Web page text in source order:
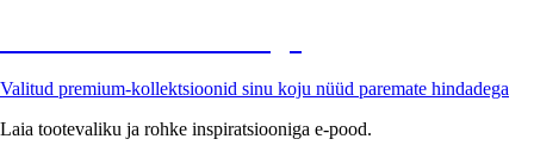
Valitud premium-kollektsioonid sinu koju nüüd paremate hindadega
Laia tootevaliku ja rohke inspiratsiooniga e-pood.